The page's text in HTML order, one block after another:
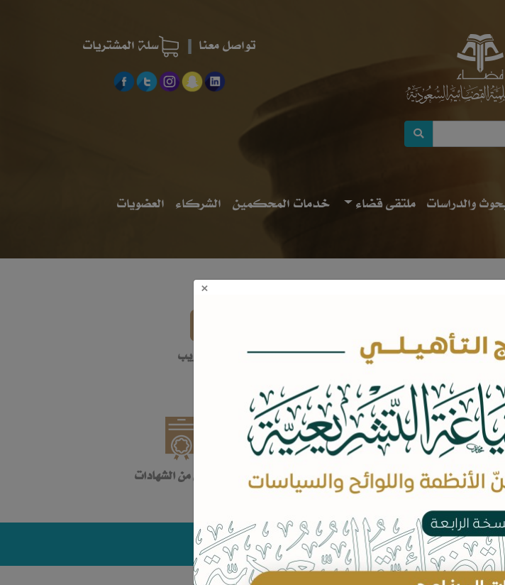
تواصل معنا سلة المشتريات
والدراسات ملتقى قضاء خدمات المحكمين الشركاء العضويات
مشاريع التدريب
أرشيف البرامج المجانية التحقق من الشهادات
×